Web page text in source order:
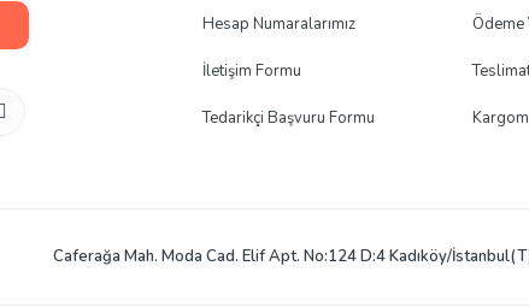
Hesap Numaralarımız
İletişim Formu
Tedarikçi Başvuru Formu
Ödeme
Caferağa Mah. Moda Cad. Elif Apt. No:124 D:4 Kadıköy/İstanbul